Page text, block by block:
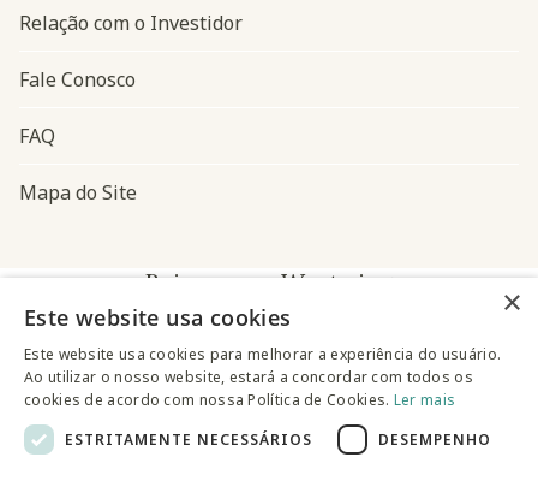
Relação com o Investidor
Fale Conosco
FAQ
Mapa do Site
Baixe o app Westwing
×
Este website usa cookies
Este website usa cookies para melhorar a experiência do usuário.
Ao utilizar o nosso website, estará a concordar com todos os
cookies de acordo com nossa Política de Cookies. Ler mais
ESTRITAMENTE NECESSÁRIOS
DESEMPENHO